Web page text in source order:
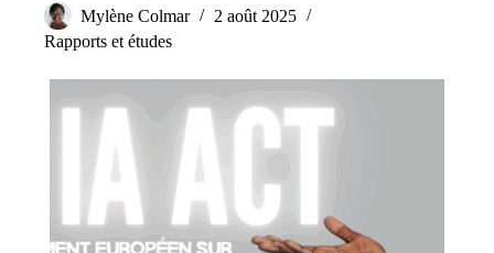
Mylène Colmar
2 août 2025
Rapports et études